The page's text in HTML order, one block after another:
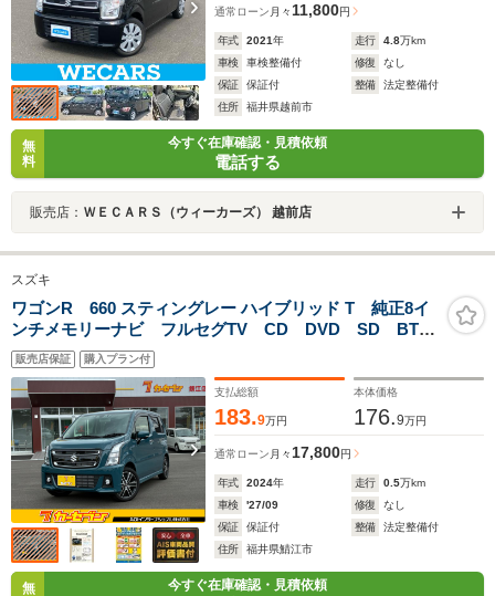
通常ローン 月々11,800円
年式 2021年 走行 4.8万km
車検
車検整備付 修復
なし
保証
保証付 整備
法定整備付
住所
福井県越前市
無
料
今すぐ在庫確認・見積依頼
電話する
販売店： ＷＥＣＡＲＳ（ウィーカーズ） 越前店
スズキ
ワゴンR 660 スティングレー ハイブリッド T 純正8イ
ンチメモリーナビ フルセグTV CD DVD SD BTオ
ーディオ 衝突軽減ブレーキ 追従クルコン 全方位カ
メラ リヤソナー 前後ドラレコ ヘッドアップディス
プレイ TVキャンセラー シートヒーター ETC
販売店保証 購入プラン付
支払総額
183.9万円
本体価格
176.9万円
通常ローン 月々 17,800円
年式 2024年 走行 0.5万km
車検
'27/09 修復
なし
保証
保証付 整備
法定整備付
住所
福井県鯖江市
無
今すぐ在庫確認・見積依頼